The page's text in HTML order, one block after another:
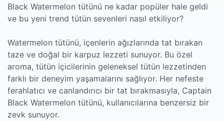
Black Watermelon tütünü ne kadar popüler hale geldi
ve bu yeni trend tütün sevenleri nasıl etkiliyor?
Watermelon tütünü, içenlerin ağızlarında tat bırakan
taze ve doğal bir karpuz lezzeti sunuyor. Bu özel
aroma, tütün içicilerinin geleneksel tütün lezzetinden
farklı bir deneyim yaşamalarını sağlıyor. Her nefeste
ferahlatıcı ve canlandırıcı bir tat bırakmasıyla, Captain
Black Watermelon tütünü, kullanıcılarına benzersiz bir
zevk sunuyor.